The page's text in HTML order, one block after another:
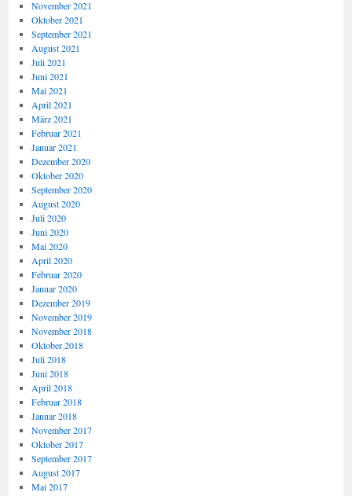
November 2021
Oktober 2021
September 2021
August 2021
Juli 2021
Juni 2021
Mai 2021
April 2021
März 2021
Februar 2021
Januar 2021
Dezember 2020
Oktober 2020
September 2020
August 2020
Juli 2020
Juni 2020
Mai 2020
April 2020
Februar 2020
Januar 2020
Dezember 2019
November 2019
November 2018
Oktober 2018
Juli 2018
Juni 2018
April 2018
Februar 2018
Januar 2018
November 2017
Oktober 2017
September 2017
August 2017
Mai 2017